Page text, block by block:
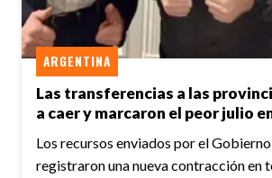
Las transferencias a las
a caer y marcaron el peor julio
ARGENTINA
Los recursos enviados por el
registraron una nueva contracción en